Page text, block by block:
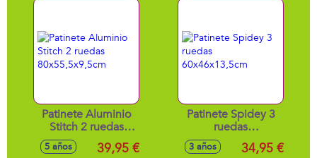
Patinete Aluminio
Stitch 2 ruedas
80x55,5x9,5cm
5 años 39,95 €
Patinete Spidey 3
ruedas
60x46x13,5cm
3 años 34,95 €